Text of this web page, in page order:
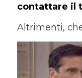
contattare il
Altrimenti,